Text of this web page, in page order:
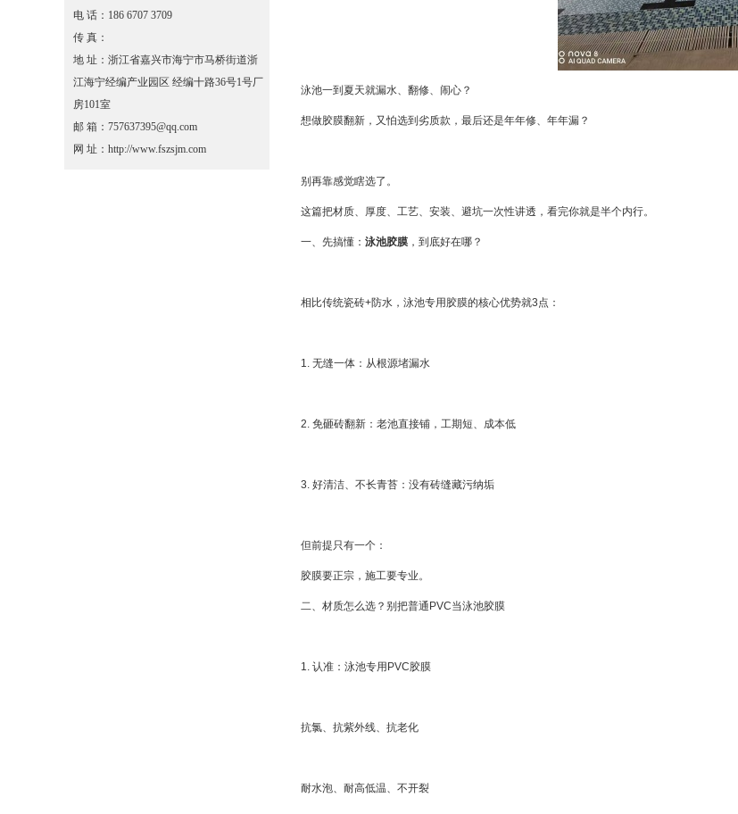
电 话：186 6707 3709
传 真：
地 址：浙江省嘉兴市海宁市马桥街道浙
江海宁经编产业园区 经编十路36号1号厂
房101室
邮 箱：757637395@qq.com
网 址：http://www.fszsjm.com
泳池一到夏天就漏水、翻修、闹心？
想做胶膜翻新，又怕选到劣质款，最后还是年年修、年年漏？
别再靠感觉瞎选了。
这篇把材质、厚度、工艺、安装、避坑一次性讲透，看完你就是半个内行。
一、先搞懂： 泳池胶膜 ，到底好在哪？
相比传统瓷砖+防水，泳池专用胶膜的核心优势就3点：
1. 无缝一体：从根源堵漏水
2. 免砸砖翻新：老池直接铺，工期短、成本低
3. 好清洁、不长青苔：没有砖缝藏污纳垢
但前提只有一个：
胶膜要正宗，施工要专业。
二、材质怎么选？别把普通PVC当泳池胶膜
1. 认准：泳池专用PVC胶膜
抗氯、抗紫外线、抗老化
耐水泡、耐高低温、不开裂